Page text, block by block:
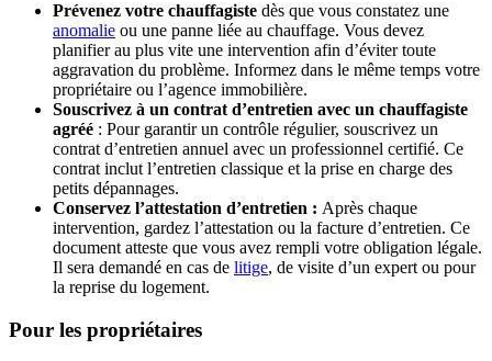
Prévenez votre chauffagiste dès que vous constatez une
anomalie ou une panne liée au chauffage. Vous devez
planifier au plus vite une intervention afin d’éviter toute
aggravation du problème. Informez dans le même temps votre
propriétaire ou l’agence immobilière.
Souscrivez à un contrat d’entretien avec un chauffagiste
agréé : Pour garantir un contrôle régulier, souscrivez un
contrat d’entretien annuel avec un professionnel certifié. Ce
contrat inclut l’entretien classique et la prise en charge des
petits dépannages.
Conservez l’attestation d’entretien : Après chaque
intervention, gardez l’attestation ou la facture d’entretien. Ce
document atteste que vous avez rempli votre obligation légale.
Il sera demandé en cas de litige, de visite d’un expert ou pour
la reprise du logement.
Pour les propriétaires